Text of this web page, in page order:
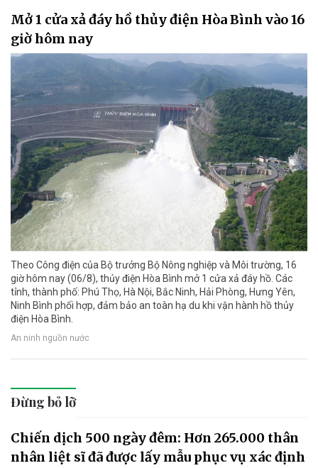
Mở 1 cửa xả đáy hồ thủy điện Hòa Bình vào 16
giờ hôm nay
Theo Công điện của Bộ trưởng Bộ Nông nghiệp và Môi trường, 16
giờ hôm nay (06/8), thủy điện Hòa Bình mở 1 cửa xả đáy hồ. Các
tỉnh, thành phố: Phú Thọ, Hà Nội, Bắc Ninh, Hải Phòng, Hưng Yên,
Ninh Bình phối hợp, đảm bảo an toàn hạ du khi vận hành hồ thủy
điện Hòa Bình.
An ninh nguồn nước
Đừng bỏ lỡ
Chiến dịch 500 ngày đêm: Hơn 265.000 thân
nhân liệt sĩ đã được lấy mẫu phục vụ xác định